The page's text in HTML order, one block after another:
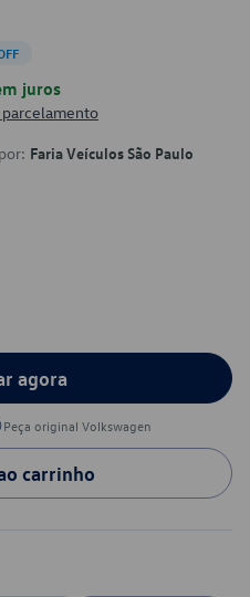
juros
Faria Veículos São Paulo
agora
Peça original Volkswagen
carrinho